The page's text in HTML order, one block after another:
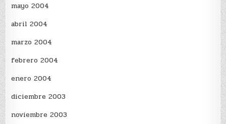
mayo 2004
abril 2004
marzo 2004
febrero 2004
enero 2004
diciembre 2003
noviembre 2003